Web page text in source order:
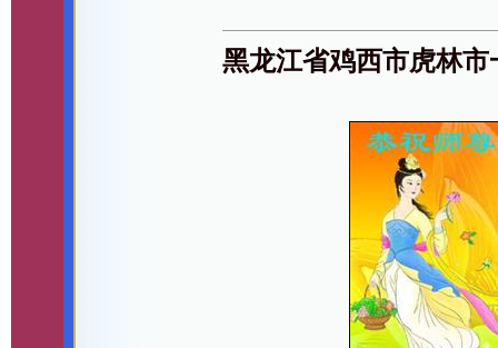
黑龙江省鸡西市虎林